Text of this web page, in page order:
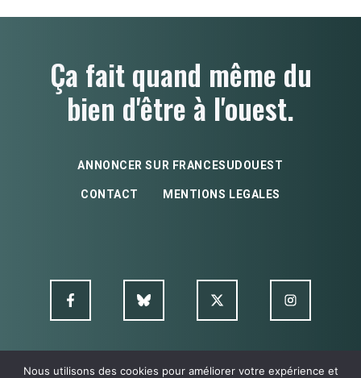
Ça fait quand même du
bien d'être à l'ouest.
ANNONCER SUR FRANCESUDOUEST
CONTACT MENTIONS LEGALES
Nous utilisons des cookies pour améliorer votre expérience et